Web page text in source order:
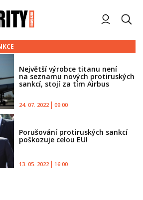
Největší výrobce titanu není
na seznamu nových protiruských
sankcí, stojí za tím Airbus
24. 07. 2022 09:00
Porušování protiruských sankcí
poškozuje celou EU!
13. 05. 2022 16:00